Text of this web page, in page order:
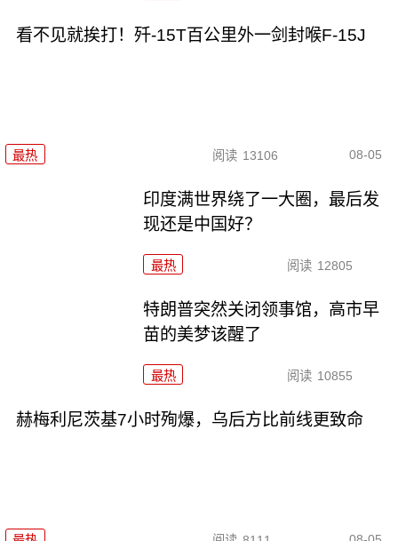
看不见就挨打！歼-15T百公里外一剑封喉F-15J
最热 阅读 13106 08-05
印度满世界绕了一大圈，最后发
现还是中国好？
最热 阅读 12805
特朗普突然关闭领事馆，高市早
苗的美梦该醒了
最热 阅读 10855
赫梅利尼茨基7小时殉爆，乌后方比前线更致命